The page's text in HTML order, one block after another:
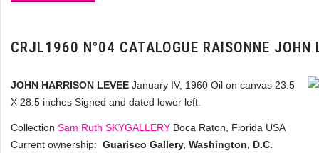
CRJL1960 N°04 CATALOGUE RAISONNE JOHN
JOHN HARRISON LEVEE January IV, 1960 Oil on canvas 23.5
X 28.5 inches Signed and dated lower left.
Collection Sam Ruth SKYGALLERY Boca Raton, Florida USA
Current ownership: Guarisco Gallery, Washington, D.C.